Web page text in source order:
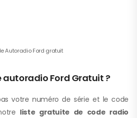
Autoradio Ford gratuit
autoradio Ford Gratuit ?
votre numéro de série et le code
liste gratuite de code radio